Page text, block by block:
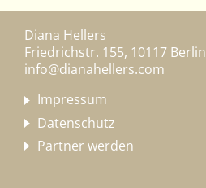
Diana Hellers
Friedrichstr. 155, 10117 Berlin
info@dianahellers.com
Impressum
Datenschutz
Partner werden